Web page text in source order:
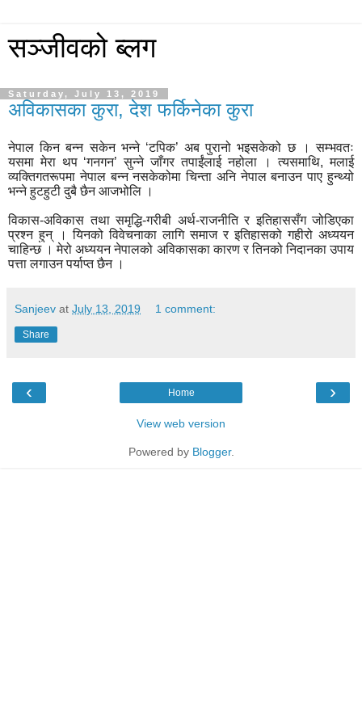
सञ्जीवको ब्लग
Saturday, July 13, 2019
अविकासका कुरा, देश फर्किनेका कुरा
नेपाल किन बन्न सकेन भन्ने ‘टपिक’ अब पुरानो भइसकेको छ । सम्भवतः
यसमा मेरा थप ‘गनगन’ सुन्ने जाँगर तपाईंलाई नहोला । त्यसमाथि,मलाई
व्यक्तिगतरूपमा नेपाल बन्न नसकेकोमा चिन्ता अनि नेपाल बनाउन पाए हुन्थ्यो
भन्ने हुटहुटी दुबै छैन आजभोलि ।
विकास-अविकास तथा समृद्धि-गरीबी अर्थ-राजनीति र इतिहाससँग जोडिएका
प्रश्न हुन् । यिनको विवेचनाका लागि समाज र इतिहासको गहीरो अध्ययन
चाहिन्छ । मेरो अध्ययन नेपालको अविकासका कारण र तिनको निदानका उपाय
पत्ता लगाउन पर्याप्त छैन ।
Sanjeev at July 13, 2019 1 comment:
Share
‹ ›
Home
View web version
Powered by Blogger.